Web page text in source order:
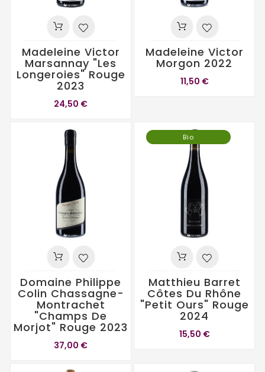
Madeleine Victor
Marsannay "Les
Longeroies" Rouge
2023
24,50 €
Madeleine Victor
Morgon 2022
11,50 €
Domaine Philippe
Colin Chassagne-
Montrachet
"Champs De
Morjot" Rouge 2023
37,00 €
Bio
Matthieu Barret
Côtes Du Rhône
"Petit Ours" Rouge
2024
15,50 €